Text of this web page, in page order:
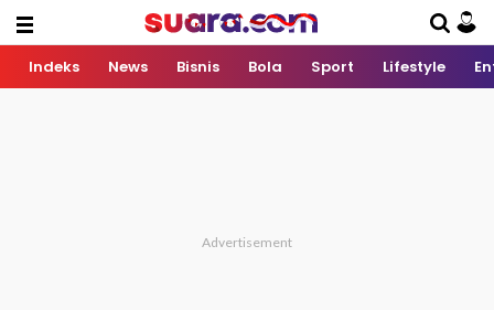
Indeks News Bisnis Bola Sport Lifestyle